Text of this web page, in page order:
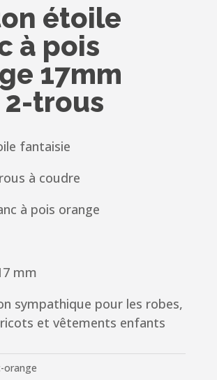
étoile
à pois
17mm
2-trous
fantaisie
à coudre
à pois orange
mm
sympathique pour les robes,
et vêtements enfants
orange